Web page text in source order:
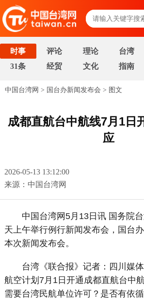
时事 评论 理论 台湾
31条
经贸 文化 指南
中国台湾网 > 国台办新闻发布会 > 图文
成都直航台中航线7月1日
应
2026-05-13 13:12:00
来源：中国台湾网
中国台湾网5月13日讯 国务院台
天上午举行例行新闻发布会，国台
本次新闻发布会。
台湾《联合报》记者：四川媒体
航空计划7月1日开通成都直航台中
需要台湾民航单位许可？是否有依循